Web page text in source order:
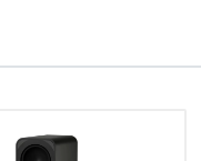
với acoustic lens
đại